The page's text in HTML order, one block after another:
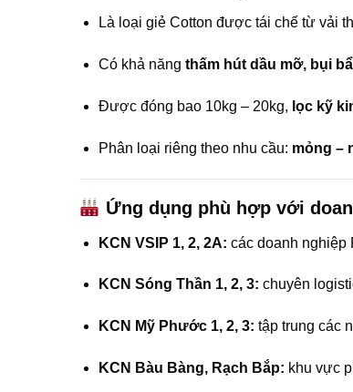
Là loại giẻ Cotton được tái chế từ vải
Có khả năng thấm hút dầu mỡ, bụi
Được đóng bao 10kg – 20kg, lọc kỹ
Phân loại riêng theo nhu cầu: mỏng –
Ứng dụng phù hợp với
KCN VSIP 1, 2, 2A: các doanh nghiệp
KCN Sóng Thần 1, 2, 3: chuyên
KCN Mỹ Phước 1, 2, 3: tập trung các
KCN Bàu Bàng, Rạch Bắp: khu vực